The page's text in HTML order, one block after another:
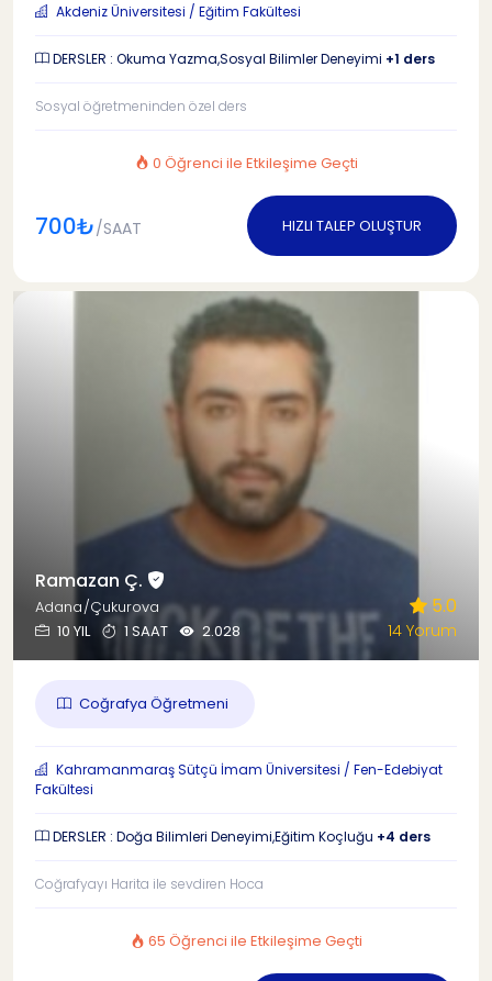
Akdeniz Üniversitesi / Eğitim Fakültesi
DERSLER : Okuma Yazma,Sosyal Bilimler Deneyimi +1 ders
Sosyal öğretmeninden özel ders
0 Öğrenci ile Etkileşime Geçti
700₺/SAAT HIZLI TALEP OLUŞTUR
Ramazan Ç.
Adana/Çukurova
10 YIL
1 SAAT 2.028
5.0
14 Yorum
Coğrafya Öğretmeni
Kahramanmaraş Sütçü İmam Üniversitesi / Fen-Edebiyat
Fakültesi
DERSLER : Doğa Bilimleri Deneyimi,Eğitim Koçluğu +4 ders
Coğrafyayı Harita ile sevdiren Hoca
65 Öğrenci ile Etkileşime Geçti